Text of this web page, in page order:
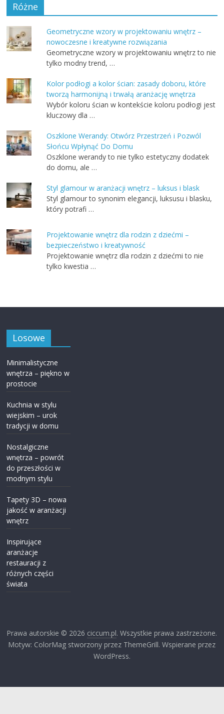
Różne
Geometryczne wzory w projektowaniu wnętrz –
nowoczesne i kreatywne rozwiązania
Geometryczne wzory w projektowaniu wnętrz to nie
tylko modny trend, …
Kolor podłogi a kolor ścian: zasady doboru, które
tworzą harmonijną i trwałą aranżację wnętrza
Wybór koloru ścian w kontekście koloru podłogi jest
kluczowy dla …
Oszklone Werandy: Otwórz Przestrzeń i Pozwól
Słońcu Wpłynąć Do Domu
Oszklone werandy to nie tylko estetyczny dodatek
do domu, ale …
Styl glamour w aranżacji wnętrz – luksus i blask
Styl glamour to synonim elegancji, luksusu i blasku,
który potrafi …
Projektowanie wnętrz dla rodzin z dziećmi –
bezpieczeństwo i kreatywność
Projektowanie wnętrz dla rodzin z dziećmi to nie
tylko kwestia …
Losowe
Minimalistyczne
wnętrza – piękno w
prostocie
Kuchnia w stylu
wiejskim – urok
tradycji w domu
Nostalgiczne
wnętrza – powrót
do przeszłości w
modnym stylu
Tapety 3D – nowa
jakość w aranżacji
wnętrz
Inspirujące
aranżacje
restauracji z
różnych części
świata
Prawa autorskie © 2026 ciccum.pl. Wszystkie prawa zastrzeżone.
Motyw: ColorMag stworzony przez ThemeGrill. Wspierane przez
WordPress.